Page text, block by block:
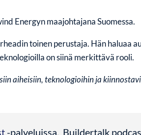
Energyn maajohtajana Suomessa.
toinen perustaja. Hän haluaa
on siinä merkittävä rooli.
aiheisiin, teknologioihin ja
-palveluissa. Buildertalk